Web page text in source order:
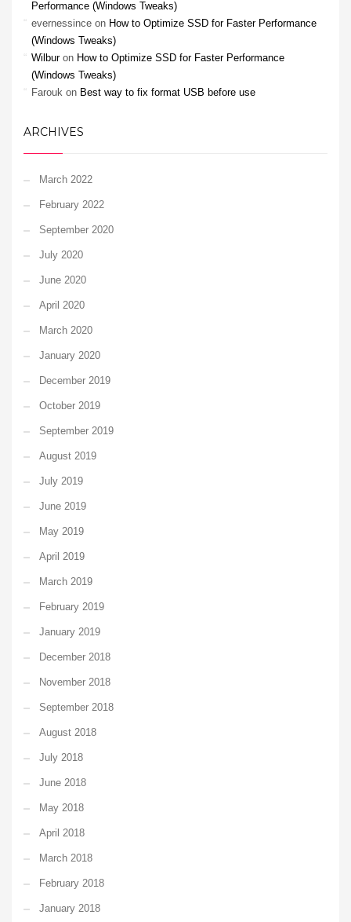
Performance (Windows Tweaks)
evernessince on How to Optimize SSD for Faster Performance
(Windows Tweaks)
Wilburon How to Optimize SSD for Faster Performance
(Windows Tweaks)
Farouk on Best way to fix format USB before use
ARCHIVES
March 2022
February 2022
September 2020
July 2020
June 2020
April 2020
March 2020
January 2020
December 2019
October 2019
September 2019
August 2019
July 2019
June 2019
May 2019
April 2019
March 2019
February 2019
January 2019
December 2018
November 2018
September 2018
August 2018
July 2018
June 2018
May 2018
April 2018
March 2018
February 2018
January 2018